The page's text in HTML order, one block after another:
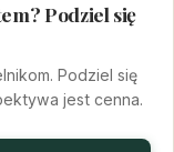
Podziel się
Podziel się
jest cenna.